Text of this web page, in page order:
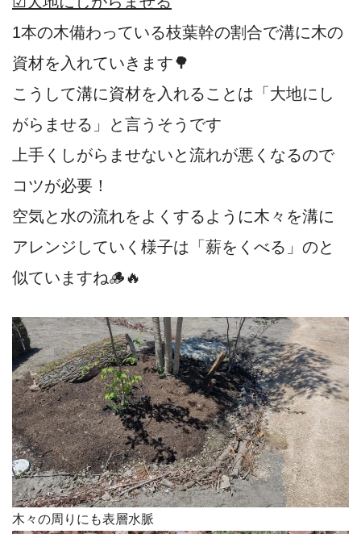
1本の木備わっている枝葉幹の割合で溝に木の
資材を入れていきます🌳
こうして溝に資材を入れることは「大地にし
がらませる」と言うそうです
上手くしがらませないと流れが悪くなるので
コツが必要！
空気と水の流れをよくするように木々を溝に
アレンジしていく様子は「薪をくべる」のと
似ていますね🪵🔥
木々の周りにも表層水脈